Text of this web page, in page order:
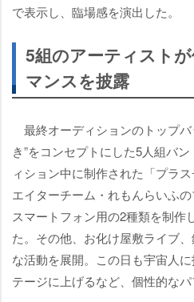
で表示し、臨場感を演出した。
5組のアーティスト
マンスを披露
最終オーディションのトップバ
き”をコンセプトにした5人組バ
ィション中に制作された「プラ
エイターチーム・れもんらいふの
スマートフォン用の2種類を制作
た。その他、お化け屋敷ライブ
な活動を展開。この日も宇宙人
テージに上げるなど、個性的なパ